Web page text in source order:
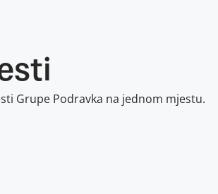
Grupe Podravka na jednom mjestu.